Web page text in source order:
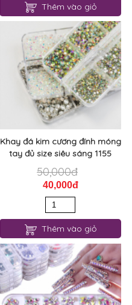
Thêm vào giỏ
Khay đá kim cương đính móng
tay đủ size siêu sáng 1155
50,000đ
40,000đ
Thêm vào giỏ